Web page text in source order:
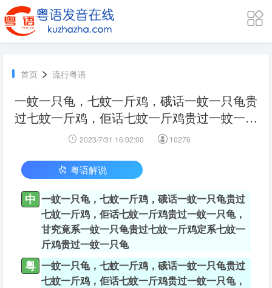
首页 > 流行粤语
一蚊一只龟，七蚊一斤鸡，硪话一蚊一只龟贵
过七蚊一斤鸡，佢话七蚊一斤鸡贵过一蚊一只
龟，甘究竟系一蚊一只龟贵过七蚊一斤鸡定系
2023/7/31 16:02:00 10276
粤语解说
中 一蚊一只龟，七蚊一斤鸡，硪话一蚊一只龟贵过
七蚊一斤鸡，佢话七蚊一斤鸡贵过一蚊一只龟，
甘究竟系一蚊一只龟贵过七蚊一斤鸡定系七蚊一
斤鸡贵过一蚊一只龟
粤 一蚊一只龟，七蚊一斤鸡，硪话一蚊一只龟贵过
七蚊一斤鸡，佢话七蚊一斤鸡贵过一蚊一只龟，